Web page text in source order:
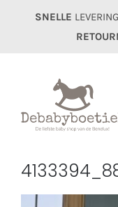
SNELLE